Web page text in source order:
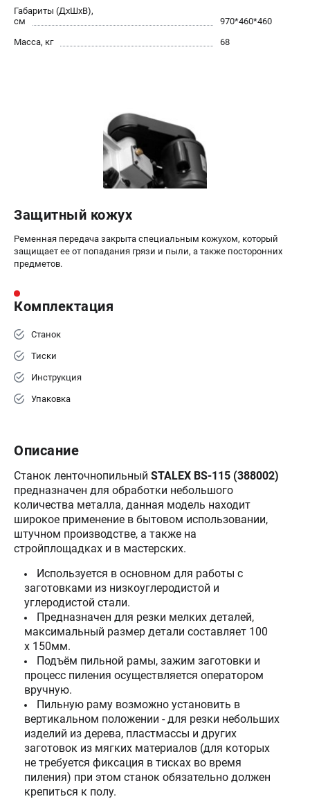
Габариты (ДхШхВ),
см
970*460*460
Масса, кг
68
Защитный кожух
Ременная передача закрыта специальным кожухом, который
защищает ее от попадания грязи и пыли, а также посторонних
предметов.
Комплектация
Станок
Тиски
Инструкция
Упаковка
Описание
Станок ленточнопильный STALEX BS-115 (388002)
предназначен для обработки небольшого
количества металла, данная модель находит
широкое применение в бытовом использовании,
штучном производстве, а также на
стройплощадках и в мастерских.
Используется в основном для работы с
заготовками из низкоуглеродистой и
углеродистой стали.
Предназначен для резки мелких деталей,
максимальный размер детали составляет 100
х 150мм.
Подъём пильной рамы, зажим заготовки и
процесс пиления осуществляется оператором
вручную.
​​​​​​​Пильную раму возможно установить в
вертикальном положении - для резки небольших
изделий из дерева, пластмассы и других
заготовок из мягких материалов (для которых
не требуется фиксация в тисках во время
пиления) при этом станок обязательно должен
крепиться к полу.